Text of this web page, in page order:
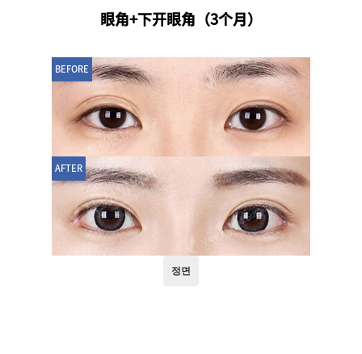
眼角+下开眼角（3个月）
BEFORE
AFTER